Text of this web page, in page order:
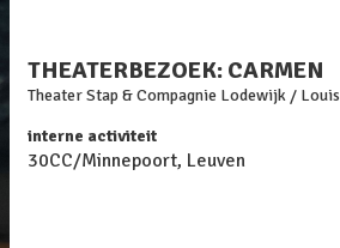
THEATERBEZOEK: CARMEN
Theater Stap & Compagnie Lodewijk / Louis
interne activiteit
30CC/Minnepoort, Leuven